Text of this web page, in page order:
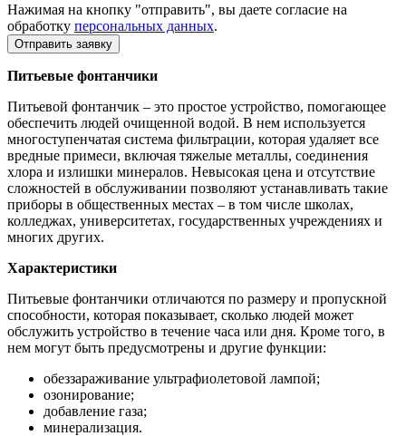
Нажимая на кнопку "отправить", вы даете согласие на
обработку персональных данных.
Отправить заявку
Питьевые фонтанчики
Питьевой фонтанчик – это простое устройство, помогающее
обеспечить людей очищенной водой. В нем используется
многоступенчатая система фильтрации, которая удаляет все
вредные примеси, включая тяжелые металлы, соединения
хлора и излишки минералов. Невысокая цена и отсутствие
сложностей в обслуживании позволяют устанавливать такие
приборы в общественных местах – в том числе школах,
колледжах, университетах, государственных учреждениях и
многих других.
Характеристики
Питьевые фонтанчики отличаются по размеру и пропускной
способности, которая показывает, сколько людей может
обслужить устройство в течение часа или дня. Кроме того, в
нем могут быть предусмотрены и другие функции:
обеззараживание ультрафиолетовой лампой;
озонирование;
добавление газа;
минерализация.